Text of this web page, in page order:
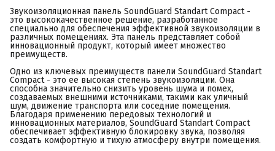
Звукоизоляционная панель SoundGuard Standart Compact -
это высококачественное решение, разработанное
специально для обеспечения эффективной звукоизоляции в
различных помещениях. Эта панель представляет собой
инновационный продукт, который имеет множество
преимуществ.
Одно из ключевых преимуществ панели SoundGuard Standart
Compact - это ее высокая степень звукоизоляции. Она
способна значительно снизить уровень шума и помех,
создаваемых внешними источниками, такими как уличный
шум, движение транспорта или соседние помещения.
Благодаря применению передовых технологий и
инновационных материалов, SoundGuard Standart Compact
обеспечивает эффективную блокировку звука, позволяя
создать комфортную и тихую атмосферу внутри помещения.